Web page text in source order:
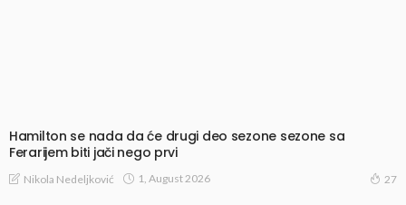
Hamilton se nada da će drugi deo sezone sezone sa
Ferarijem biti jači nego prvi
Nikola Nedeljković 1, August 2026 27